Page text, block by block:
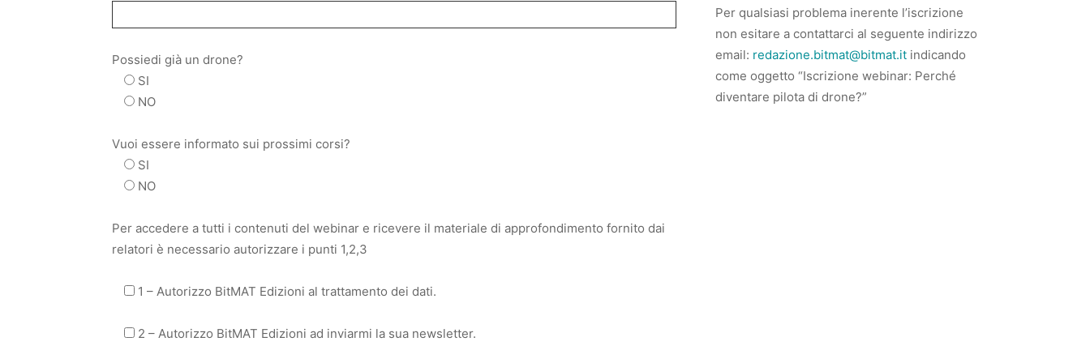
Possiedi già un drone?
SI
NO
Vuoi essere informato sui prossimi corsi?
SI
NO
Per accedere a tutti i contenuti del webinar e ricevere il materiale di approfondimento fornito dai
relatori è necessario autorizzare i punti 1,2,3
1 – Autorizzo BitMAT Edizioni al trattamento dei dati.
2 – Autorizzo BitMAT Edizioni ad inviarmi la sua newsletter.
Per qualsiasi problema inerente l’iscrizione
non esitare a contattarci al seguente indirizzo
email: redazione.bitmat@bitmat.it indicando
come oggetto “Iscrizione webinar: Perché
diventare pilota di drone?”